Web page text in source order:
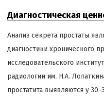
Диагностическая
Анализ секрета простаты
диагностики хронического
исследовательского
радиологии им. Н.А.
простатита выявляются у